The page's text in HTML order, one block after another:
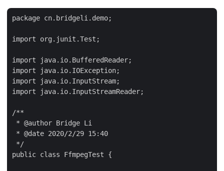
package cn.bridgeli.demo;
import org.junit.Test;
import java.io.BufferedReader;
import java.io.IOException;
import java.io.InputStream;
import java.io.InputStreamReader;
/**
* @author Bridge Li
* @date 2020/2/29 15:40
*/
public class FfmpegTest {